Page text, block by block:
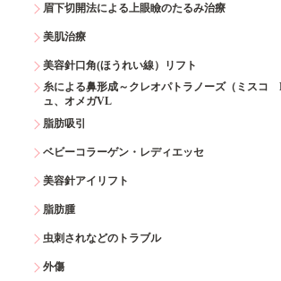
眉下切開法による上眼瞼のたるみ治療
美肌治療
美容針口角(ほうれい線）リフト
糸による鼻形成～クレオパトラノーズ（ミスコ
ュ、オメガVL
脂肪吸引
ベビーコラーゲン・レディエッセ
美容針アイリフト
脂肪腫
虫刺されなどのトラブル
外傷